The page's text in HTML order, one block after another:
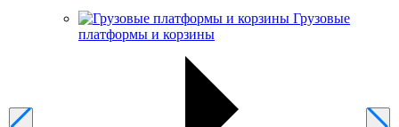
Грузовые
платформы и корзины